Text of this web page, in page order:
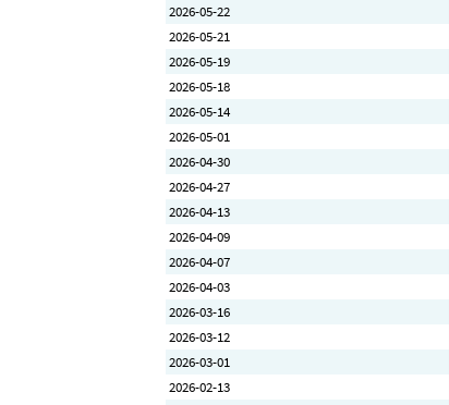
2026-05-22
2026-05-21
2026-05-19
2026-05-18
2026-05-14
2026-05-01
2026-04-30
2026-04-27
2026-04-13
2026-04-09
2026-04-07
2026-04-03
2026-03-16
2026-03-12
2026-03-01
2026-02-13